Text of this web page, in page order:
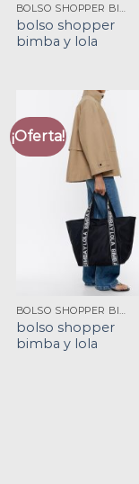
BOLSO SHOPPER BIMBA Y LOLA
bolso shopper
bimba y lola
¡Oferta!
BOLSO SHOPPER BIMBA Y LOLA
bolso shopper
bimba y lola